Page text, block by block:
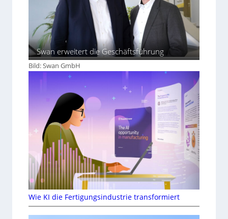
Swan erweitert die Geschäftsführung
Bild: Swan GmbH
Wie KI die Fertigungsindustrie transformiert